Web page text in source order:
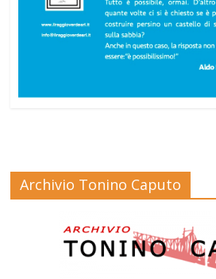
Archivio Tonino Caputo